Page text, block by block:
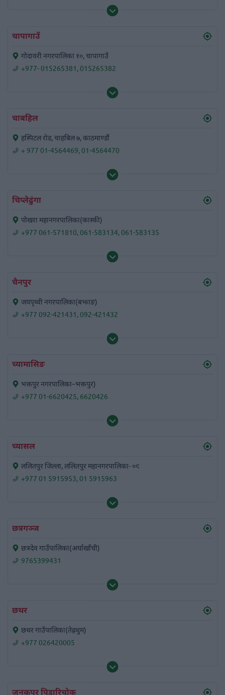
चापागाउँ
गोदावरी नगरपालिका १०, चापागाउँ
+977- 015265381 , 015265382
चाबहिल
हस्पिटल रोड, चाहबिल ७, काठमाण्डौं
+ 977 01-4564469, 01-4564470
चिप्लेढुंगा
पोखरा महानगरपालिका(कास्की)
+977 061-571810, 061-583134, 061-583135
चैनपुर
जयपृथ्वी नगरपालिका(बझाङ)
+977 092-421431 , 092-421432
च्यामासिङ
भक्तपुर नगरपालिका–भक्तपुर)
+977 01-6620425, 6620426
च्यासल
ललितपुर जिल्ला, ललितपुर महानगरपालिका- ०९
+977 01 5915953, 01 5915963
छत्रगञ्ज
छत्रदेव गाउँपालिका(अर्घाखाँची)
9765399431
छथर
छथर गाउँपालिका(तेह्रथुम)
+977 026420005
जनकपुर पिडारिचोक